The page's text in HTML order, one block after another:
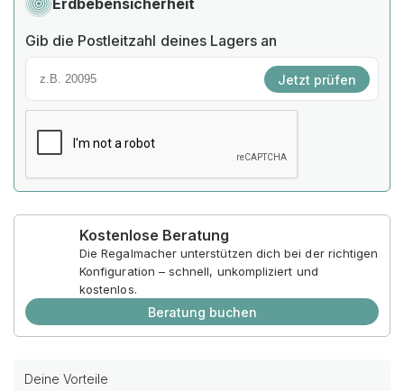
Erdbebensicherheit
Gib die Postleitzahl deines Lagers an
Jetzt prüfen
Kostenlose Beratung
Die Regalmacher unterstützen dich bei der richtigen
Konfiguration – schnell, unkompliziert und
kostenlos.
Beratung buchen
Deine Vorteile